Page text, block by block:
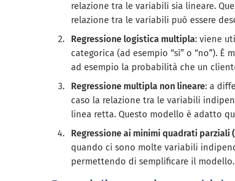
relazione tra le variabili sia lineare.
relazione tra le variabili può essere
Regressione logistica multipla: viene
categorica (ad esempio “sì” o “no”).
ad esempio la probabilità che un
Regressione multipla non lineare: a
caso la relazione tra le variabili
linea retta. Questo modello è adatto
Regressione ai minimi quadrati parziali
quando ci sono molte variabili
permettendo di semplificare il modello.